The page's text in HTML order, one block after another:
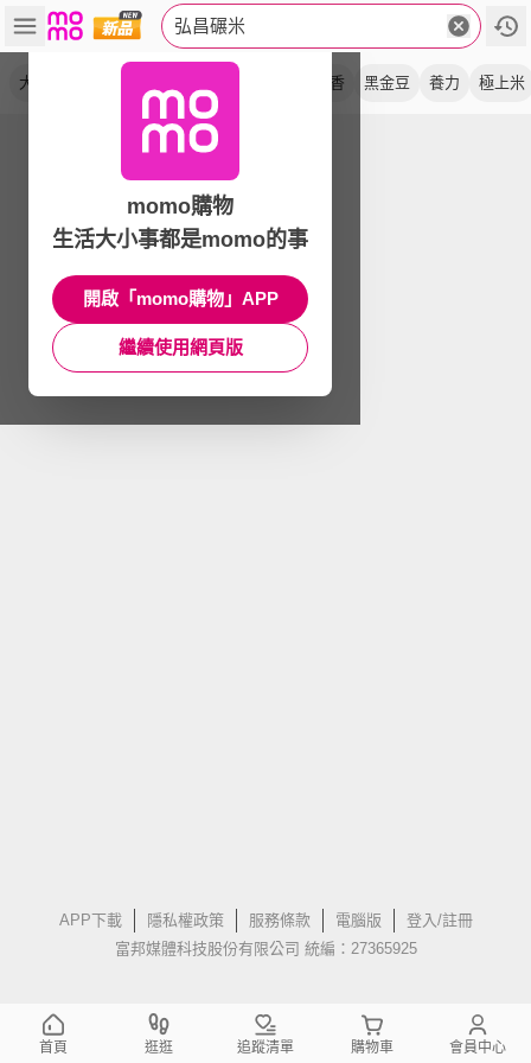
弘昌碾米
大力米 釜香 黑金豆 養力 極上米
APP下載 隱私權政策 服務條款 電腦版
登入/註冊
富邦媒體科技股份有限公司 統編：27365925
momo購物
生活大小事都是momo的事
開啟「momo購物」APP
繼續使用網頁版
首頁 逛逛 追蹤清單 購物車 會員中心